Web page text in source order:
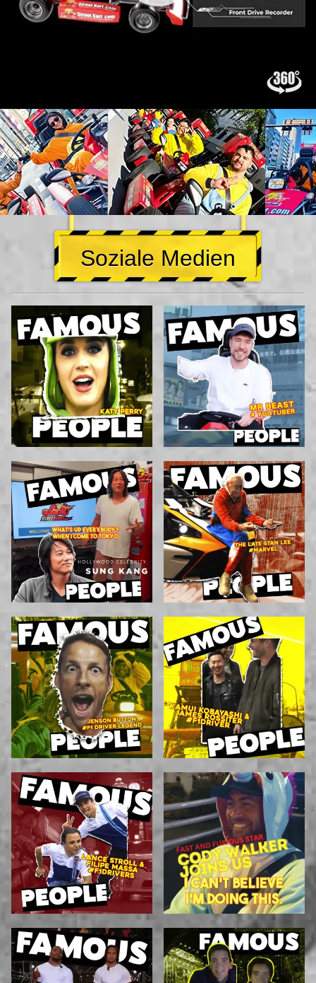
Soziale Medien